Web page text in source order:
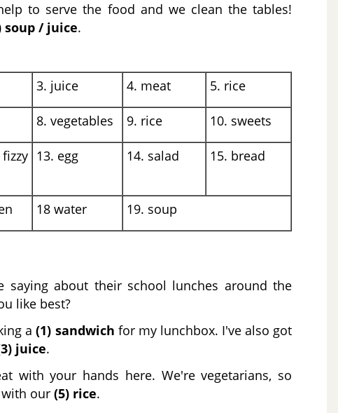
to serve the food and we clean the tables!
soup / juice.
3. juice 4. meat 5. rice
8. vegetables 9. rice 10. sweets
13. egg 14. salad 15. bread
18 water 19. soup
saying about their school lunches around the
like best?
a(1) sandwich for my lunchbox. I've also got
juice.
with your hands here. We're vegetarians, so
with our (5) rice.